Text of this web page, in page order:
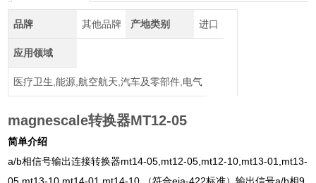
品牌 其他品牌 产地类别 进口
应用领域
医疗卫生,能源,航空航天,汽车及零部件,电气
magnescale转换器MT12-05
简单介绍
a/b相信号输出连接转换器mt14-05,mt12-05,mt12-10,mt13-01,mt13-